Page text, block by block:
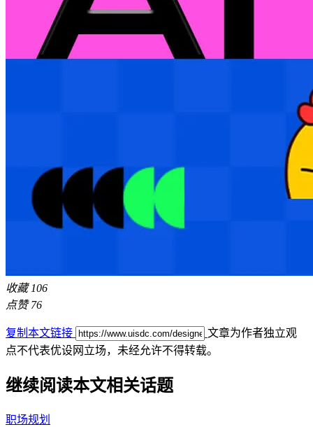
收藏 106
点赞 76
复制本文链接
文章为作者独立观
点不代表优设网立场， 未经允许不得转载。
继续阅读本文相关话题
职场规划